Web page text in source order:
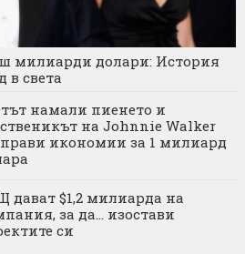
милиарди долари: История
в света
намали пиенето и
на Johnnie Walker
икономии за 1 милиард
дават $1,2 милиарда на
за да... изостави
си